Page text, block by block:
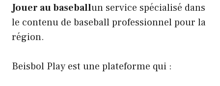
Jouer au baseballun service spécialisé dans
le contenu de baseball professionnel pour la
région.
Beisbol Play est une plateforme qui :